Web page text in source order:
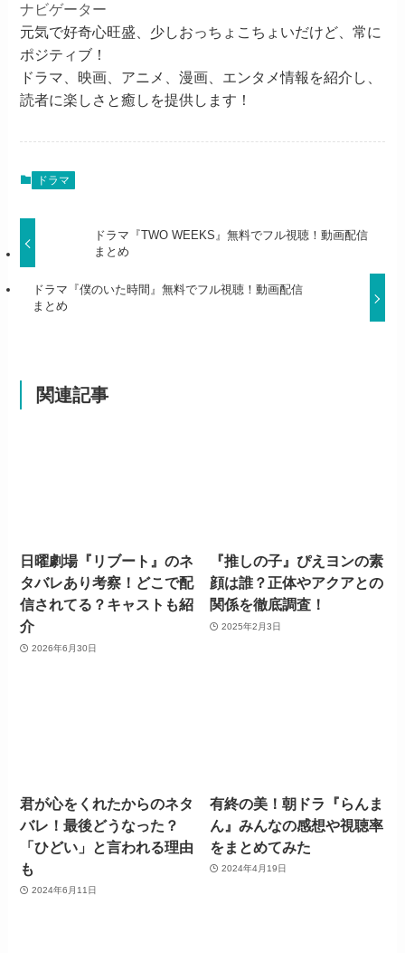
ナビゲーター
元気で好奇心旺盛、少しおっちょこちょいだけど、常に
ポジティブ！
ドラマ、映画、アニメ、漫画、エンタメ情報を紹介し、
読者に楽しさと癒しを提供します！
ドラマ
ドラマ『TWO WEEKS』無料でフル視聴！動画配信
まとめ
ドラマ『僕のいた時間』無料でフル視聴！動画配信
まとめ
関連記事
日曜劇場『リブート』のネ
タバレあり考察！どこで配
信されてる？キャストも紹
介
2026年6月30日
『推しの子』ぴえヨンの素
顔は誰？正体やアクアとの
関係を徹底調査！
2025年2月3日
君が心をくれたからのネタ
バレ！最後どうなった？
「ひどい」と言われる理由
も
2024年6月11日
有終の美！朝ドラ『らんま
ん』みんなの感想や視聴率
をまとめてみた
2024年4月19日